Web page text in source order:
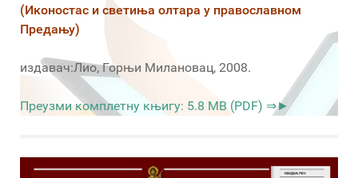
(Иконостас и светиња олтара у православном
Предању)
издавач:Лио, Горњи Милановац, 2008.
Преузми комплетну књигу: 5.8 MB (PDF) ⇒►